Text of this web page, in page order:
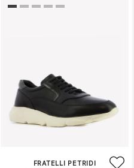
FRATELLI PETRIDI